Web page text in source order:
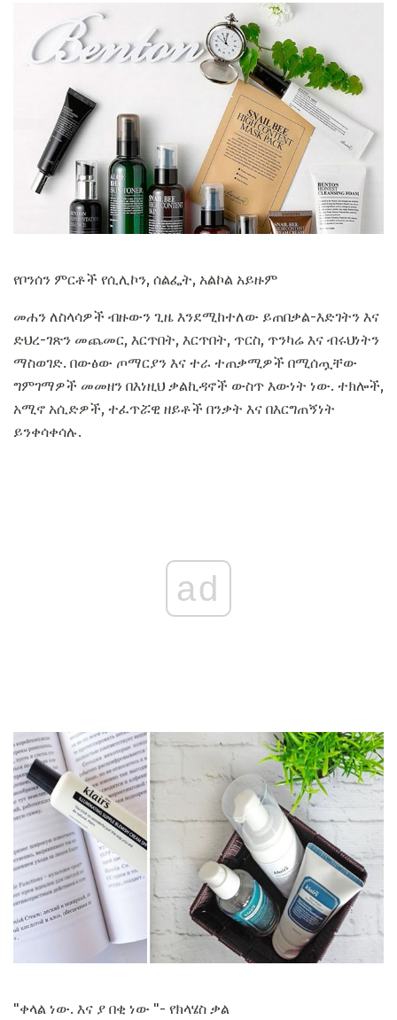
የቦንሰን ምርቶች የሲሊኮን, ሰልፌት, አልኮል አይዙም
መሐን ለስላሳዎች ብዙውን ጊዜ እንደሚከተለው ይጠበቃል-እድገትን እና
ድህረ-ገጽን መጨመር, እርጥበት, እርጥበት, ጥርስ, ጥንካሬ እና ብሩህነትን
ማስወገድ. በውፅው ጦማርያን እና ተራ ተጠቃሚዎች በሚሰጧቸው
ግምገማዎች መመዘን በእነዚህ ቃልኪዳኖች ውስጥ እውነት ነው. ተክሎች,
አሚኖ አሲድዎች, ተፈጥሯዊ ዘይቶች በንቃት እና በእርግጠኝነት
ይንቀሳቀሳሉ.
ad
"ቀላል ነው. እና ያ በቂ ነው "- የክላሄስ ቃል